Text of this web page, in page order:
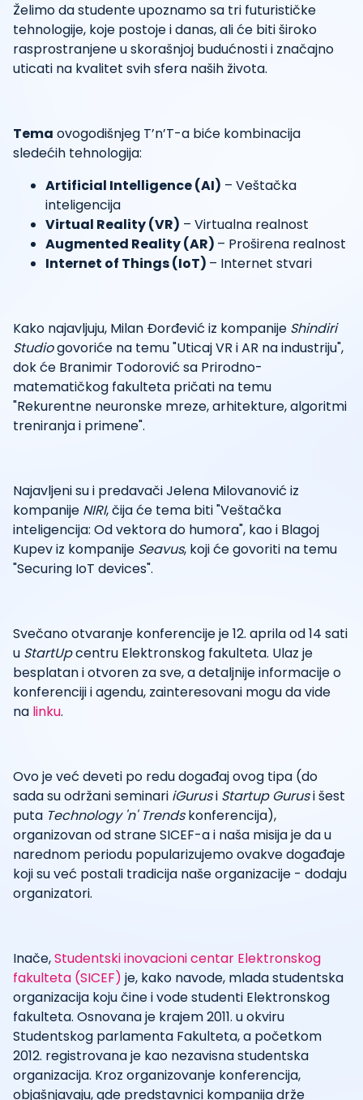
Želimo da studente upoznamo sa tri futurističke
tehnologije, koje postoje i danas, ali će biti široko
rasprostranjene u skorašnjoj budućnosti i značajno
uticati na kvalitet svih sfera naših života.
Tema ovogodišnjeg T’n’T-a biće kombinacija
sledećih tehnologija:
Artificial Intelligence (AI) – Veštačka
inteligencija
Virtual Reality (VR) – Virtualna realnost
Augmented Reality (AR) – Proširena realnost
Internet of Things (IoT) – Internet stvari
Kako najavljuju, Milan Đorđević iz kompanije Shindiri
Studiogovoriće na temu "Uticaj VR i AR na industriju",
dok će Branimir Todorović sa Prirodno-
matematičkog fakulteta pričati na temu
"Rekurentne neuronske mreze, arhitekture, algoritmi
treniranja i primene".
Najavljeni su i predavači Jelena Milovanović iz
kompanije NIRI, čija će tema biti "Veštačka
inteligencija: Od vektora do humora", kao i Blagoj
Kupev iz kompanije Seavus, koji će govoriti na temu
"Securing IoT devices".
Svečano otvaranje konferencije je 12. aprila od 14 sati
u StartUpcentru Elektronskog fakulteta. Ulaz je
besplatan i otvoren za sve, a detaljnije informacije o
konferenciji i agendu, zainteresovani mogu da vide
na linku.
Ovo je već deveti po redu događaj ovog tipa (do
sada su održani seminari iGurusi Startup Gurusi šest
puta Technology 'n' Trendskonferencija),
organizovan od strane SICEF-a i naša misija je da u
narednom periodu popularizujemo ovakve događaje
koji su već postali tradicija naše organizacije - dodaju
organizatori.
Inače,Studentski inovacioni centar Elektronskog
fakulteta (SICEF) je, kako navode, mlada studentska
organizacija koju čine i vode studenti Elektronskog
fakulteta. Osnovana je krajem 2011. u okviru
Studentskog parlamenta Fakulteta, a početkom
2012. registrovana je kao nezavisna studentska
organizacija. Kroz organizovanje konferencija,
objašnjavaju, gde predstavnici kompanija drže